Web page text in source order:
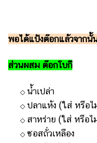
พอได้แป้งต๊อกแล้วจากนั้
ส่วนผสม ต๊อกโบกี
◇ น้ำเปล่า
◇ ปลาแห้ง (ใส่ หรือไ
◇ สาหร่าย (ใส่ หรือไ
◇ ซอสถั่วเหลือง